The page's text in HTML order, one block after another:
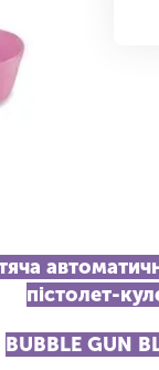
пістолет-
BUBBLE GUN